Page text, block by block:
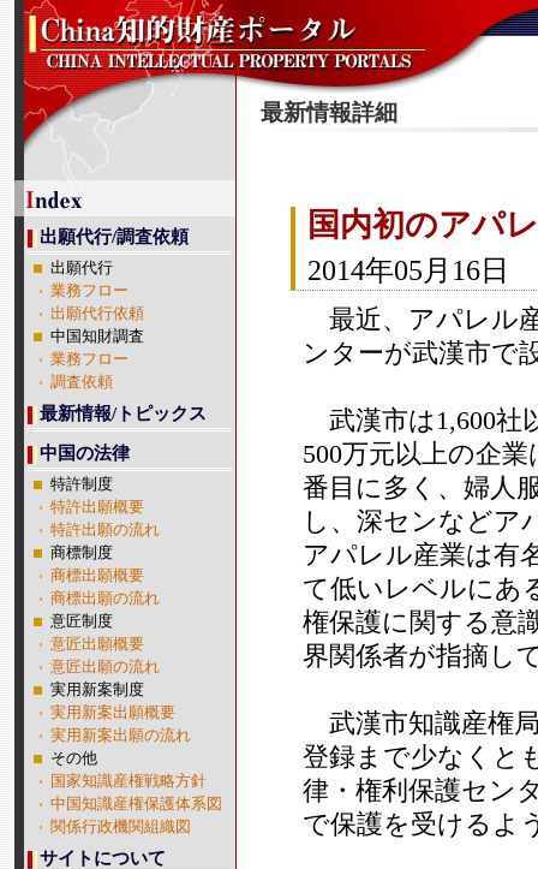
最新情報詳細
国内初のアパ
2014年05月16日
最近、アパレル
ンターが武漢市で
武漢市は1,600社
500万元以上の企
番目に多く、婦人
し、深センなどア
アパレル産業は有
て低いレベルにあ
権保護に関する意
界関係者が指摘し
武漢市知識産権
登録まで少なくと
律・権利保護セン
で保護を受けるよ
出願代行/調査依頼
出願代行
業務フロー
出願代行依頼
中国知財調査
業務フロー
調査依頼
最新情報/トピックス
中国の法律
特許制度
特許出願概要
特許出願の流れ
商標制度
商標出願概要
商標出願の流れ
意匠制度
意匠出願概要
意匠出願の流れ
実用新案制度
実用新案出願概要
実用新案出願の流れ
その他
国家知識産権戦略方針
中国知識産権保護体系図
関係行政機関組織図
サイトについて